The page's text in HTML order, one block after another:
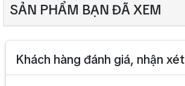
Item model
B1220 PRO
SẢN PHẨM BẠN ĐÃ XEM
Khách hàng đánh giá, nhận xét